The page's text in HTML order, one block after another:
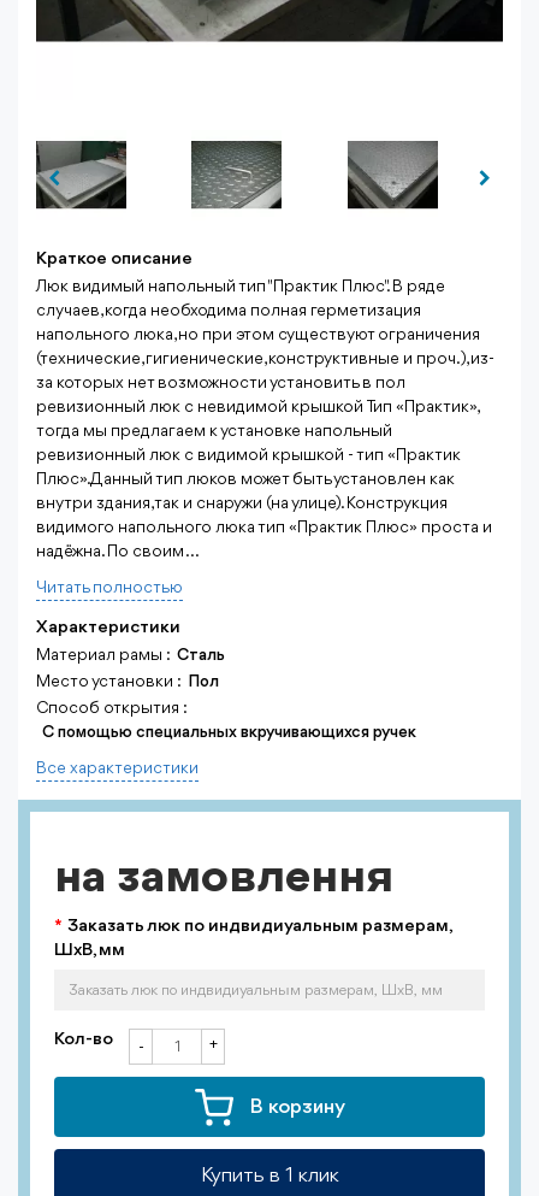
Краткое описание
Люк видимый напольный тип "Практик Плюс". В ряде
случаев, когда необходима полная герметизация
напольного люка, но при этом существуют ограничения
(технические, гигиенические, конструктивные и проч.), из-
за которых нет возможности установить в пол
ревизионный люк с невидимой крышкой Тип «Практик»,
тогда мы предлагаем к установке напольный
ревизионный люк с видимой крышкой - тип «Практик
Плюс». Данный тип люков может быть установлен как
внутри здания, так и снаружи (на улице). Конструкция
видимого напольного люка тип «Практик Плюс» проста и
надёжна. По своим ...
Читать полностью
Характеристики
Материал рамы : Сталь
Место установки :
Пол
Способ открытия :
С помощью специальных вкручивающихся ручек
Все характеристики
на замовлення
Заказать люк по индвидиуальным размерам,
ШхВ, мм
Кол-во +
-
В корзину
Купить в 1 клик